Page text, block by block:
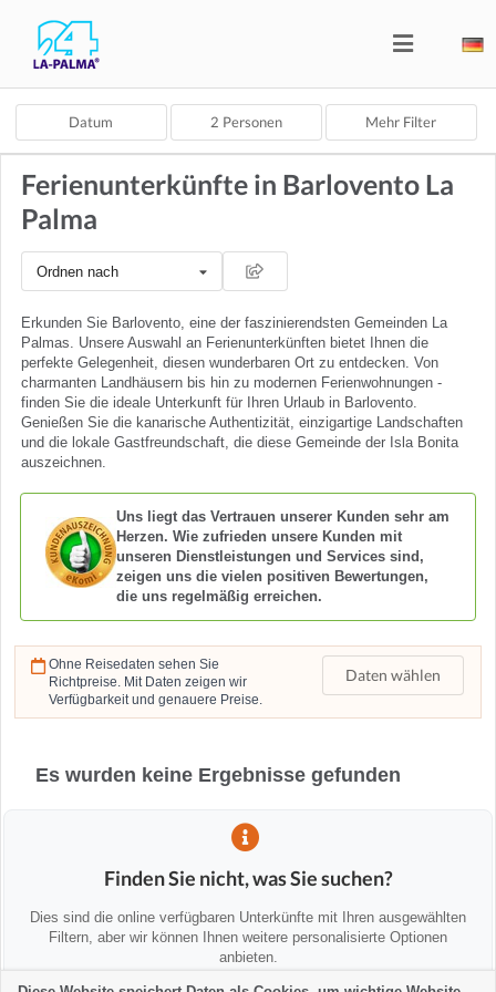
Datum 2 Personen Mehr Filter
Ferienunterkünfte in Barlovento La
Palma
Ordnen nach
Erkunden Sie Barlovento, eine der faszinierendsten Gemeinden La
Palmas. Unsere Auswahl an Ferienunterkünften bietet Ihnen die
perfekte Gelegenheit, diesen wunderbaren Ort zu entdecken. Von
charmanten Landhäusern bis hin zu modernen Ferienwohnungen -
finden Sie die ideale Unterkunft für Ihren Urlaub in Barlovento.
Genießen Sie die kanarische Authentizität, einzigartige Landschaften
und die lokale Gastfreundschaft, die diese Gemeinde der Isla Bonita
auszeichnen.
Uns liegt das Vertrauen unserer Kunden sehr am
Herzen. Wie zufrieden unsere Kunden mit
unseren Dienstleistungen und Services sind,
zeigen uns die vielen positiven Bewertungen,
die uns regelmäßig erreichen.
Ohne Reisedaten sehen Sie
Richtpreise. Mit Daten zeigen wir
Verfügbarkeit und genauere Preise.
Daten wählen
Es wurden keine Ergebnisse gefunden
Finden Sie nicht, was Sie suchen?
Dies sind die online verfügbaren Unterkünfte mit Ihren ausgewählten
Filtern, aber wir können Ihnen weitere personalisierte Optionen
anbieten.